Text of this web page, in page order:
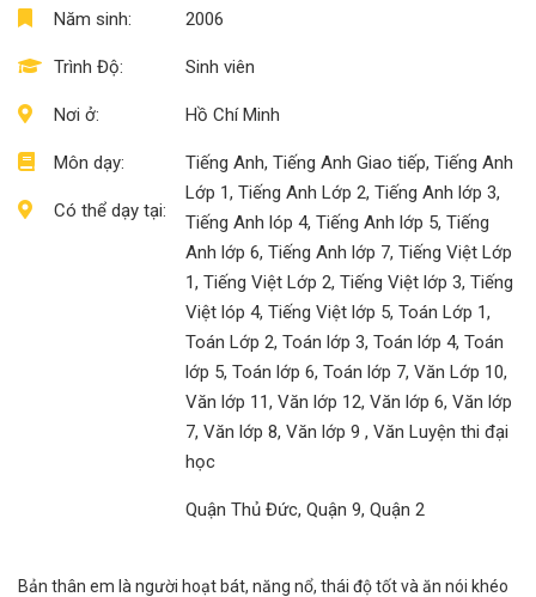
Năm sinh:
Trình Độ:
Nơi ở:
Môn dạy:
Có thể dạy tại:
2006
Sinh viên
Hồ Chí Minh
Tiếng Anh, Tiếng Anh Giao tiếp, Tiếng Anh
Lớp 1, Tiếng Anh Lớp 2, Tiếng Anh lớp 3,
Tiếng Anh lóp 4, Tiếng Anh lớp 5, Tiếng
Anh lớp 6, Tiếng Anh lớp 7, Tiếng Việt Lớp
1, Tiếng Việt Lớp 2, Tiếng Việt lớp 3, Tiếng
Việt lóp 4, Tiếng Việt lớp 5, Toán Lớp 1,
Toán Lớp 2, Toán lớp 3, Toán lớp 4, Toán
lớp 5, Toán lớp 6, Toán lớp 7, Văn Lớp 10,
Văn lớp 11, Văn lớp 12, Văn lớp 6, Văn lớp
7, Văn lớp 8, Văn lớp 9 , Văn Luyện thi đại
học
Quận Thủ Đức, Quận 9, Quận 2
Bản thân em là người hoạt bát, năng nổ, thái độ tốt và ăn nói khéo